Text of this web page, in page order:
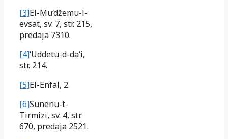
[3]El-Mu‘džemu-l-
evsat, sv. 7, str. 215,
predaja 7310.
[4]‘Uddetu-d-da‘i,
str. 214.
[5]El-Enfal, 2.
[6]Sunenu-t-
Tirmizi, sv. 4, str.
670, predaja 2521.